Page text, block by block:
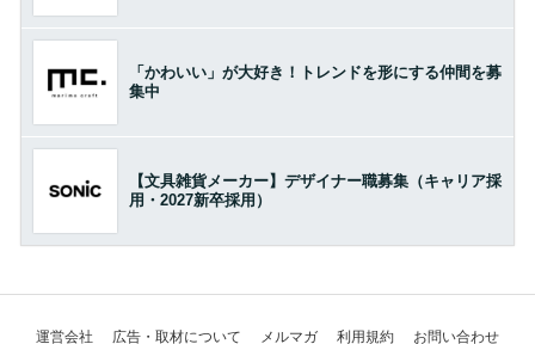
「かわいい」が大好き！トレンドを形にする仲間を募
集中
【文具雑貨メーカー】デザイナー職募集（キャリア採
用・2027新卒採用）
運営会社 広告・取材について メルマガ 利用規約 お問い合わせ